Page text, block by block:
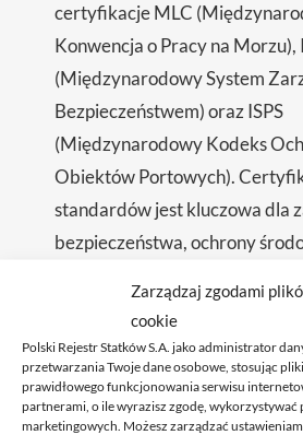
Zarządzaj zgodami
cookie
Polski Rejestr Statków S.A. jako administrator
przetwarzania Twoje dane osobowe, stosując
prawidłowego funkcjonowania serwisu
partnerami, o ile wyrazisz zgodę, wykorzystywać
marketingowych. Możesz zarządzać
certyfikacje MLC
Konwencja o Pracy na Morzu),
(Międzynarodowy System
Bezpieczeństwem) oraz ISPS
(Międzynarodowy Kodeks
Obiektów Portowych).
standardów jest kluczowa dla
bezpieczeństwa, ochrony
Certyfikacja
MLC
Więcej
informacji
ISM